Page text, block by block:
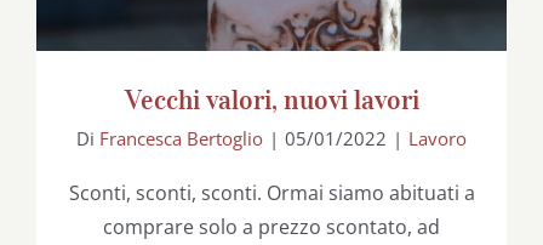
Vecchi valori, nuovi lavori
Di Francesca Bertoglio | 05/01/2022 | Lavoro
Sconti, sconti, sconti. Ormai siamo abituati a
comprare solo a prezzo scontato, ad